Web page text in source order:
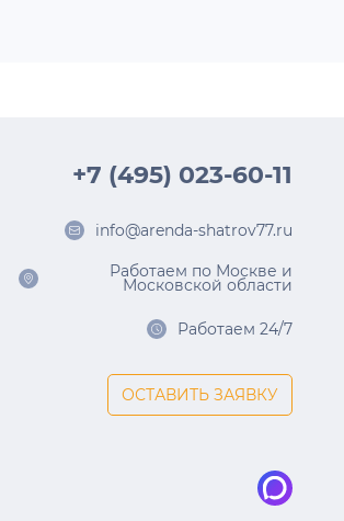
+7 (495) 023-60-11
info@arenda-shatrov77.ru
Работаем по Москве и
Московской области
Работаем 24/7
ОСТАВИТЬ ЗАЯВКУ